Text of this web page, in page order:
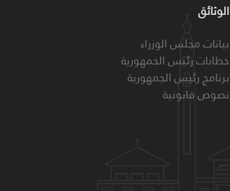
الوثائق
بيانات مجلس الوزراء
خطابات رئيس الجمهورية
برنامج رئيس الجمهورية
نصوص قانونية